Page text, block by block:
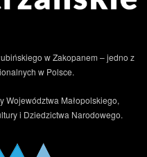
w Zakopanem – jedno z
w Polsce.
Województwa Małopolskiego,
i Dziedzictwa Narodowego.